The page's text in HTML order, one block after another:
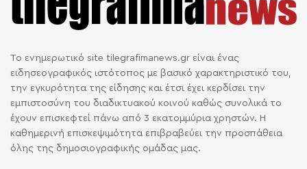
Το ενημερωτικό site tilegrafimanews.gr είναι ένας
ειδησεογραφικός ιστότοπος με βασικό χαρακτηριστικό του,
την εγκυρότητα της είδησης και έτσι έχει κερδίσει την
εμπιστοσύνη του διαδικτυακού κοινού καθώς συνολικά το
έχουν επισκεφτεί πάνω από 3 εκατομμύρια χρηστών. Η
καθημερινή επισκεψιμότητα επιβραβεύει την προσπάθεια
όλης της δημοσιογραφικής ομάδας μας.